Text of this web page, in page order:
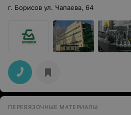
г. Борисов ул. Чапаева, 64
ПЕРЕВЯЗОЧНЫЕ МАТЕРИАЛЫ